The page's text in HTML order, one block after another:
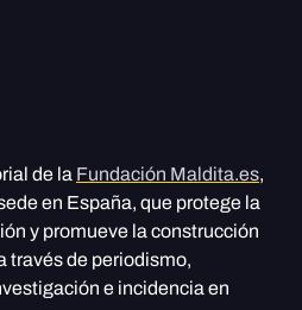
de la Fundación Maldita.es,
en España, que protege la
y promueve la construcción
través de periodismo,
e incidencia en